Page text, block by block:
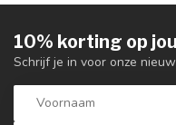
10% korting op
Schrijf je in voor onze